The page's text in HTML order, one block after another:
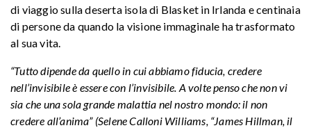
di viaggio sulla deserta isola di Blasket in Irlanda e centinaia
di persone da quando la visione immaginale ha trasformato
al sua vita.
“Tutto dipende da quello in cui abbiamo fiducia, credere
nell’invisibile è essere con l’invisibile. A volte penso che non vi
sia che una sola grande malattia nel nostro mondo: il non
credere all’anima” (Selene Calloni Williams, “James Hillman, il